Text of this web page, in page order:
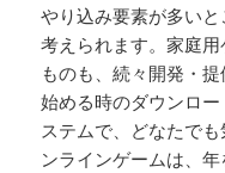
やり込み要素が多い
考えられます。家庭
ものも、続々開発・提
始める時のダウンロ
ステムで、どなたで
ンラインゲームは、